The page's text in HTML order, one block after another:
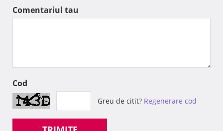
Comentariul tau
Cod
Greu de citit? Regenerare cod